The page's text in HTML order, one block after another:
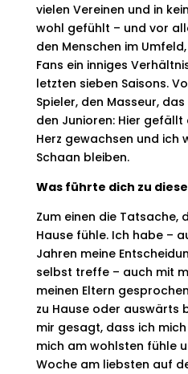
vielen Vereinen und in
wohl gefühlt – und vor
den Menschen im
Fans ein inniges
letzten sieben Saisons.
Spieler, den Masseur,
den Junioren: Hier gefällt
Herz gewachsen und ich
Schaan bleiben.
Was führte dich zu
Zum einen die Tatsache,
Hause fühle. Ich habe –
Jahren meine
selbst treffe – auch mit
meinen Eltern
zu Hause oder auswärts
mir gesagt, dass ich
mich am wohlsten fühle
Woche am liebsten auf